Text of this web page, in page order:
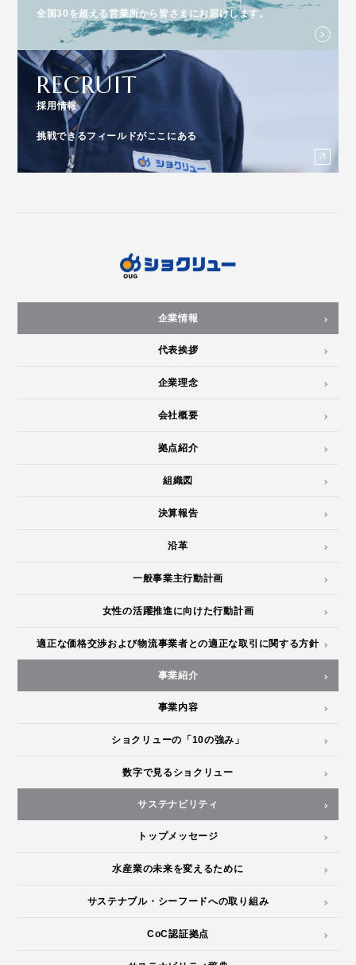
全国30を超える営業所から皆さまにお届けします。
RECRUIT
採用情報
挑戦できるフィールドがここにある
企業情報
代表挨拶
企業理念
会社概要
拠点紹介
組織図
決算報告
沿革
一般事業主行動計画
女性の活躍推進に向けた行動計画
適正な価格交渉および物流事業者との適正な取引に関する方針
事業紹介
事業内容
ショクリューの「10の強み」
数字で見るショクリュー
サステナビリティ
トップメッセージ
水産業の未来を変えるために
サステナブル・シーフードへの取り組み
CoC認証拠点